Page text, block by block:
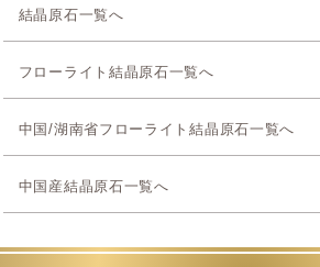
結晶原石一覧へ
フローライト結晶原石一覧へ
中国/湖南省フローライト結晶原石一覧へ
中国産結晶原石一覧へ